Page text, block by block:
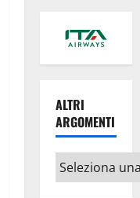
ALTRI
ARGOMENTI
Altri
argomenti